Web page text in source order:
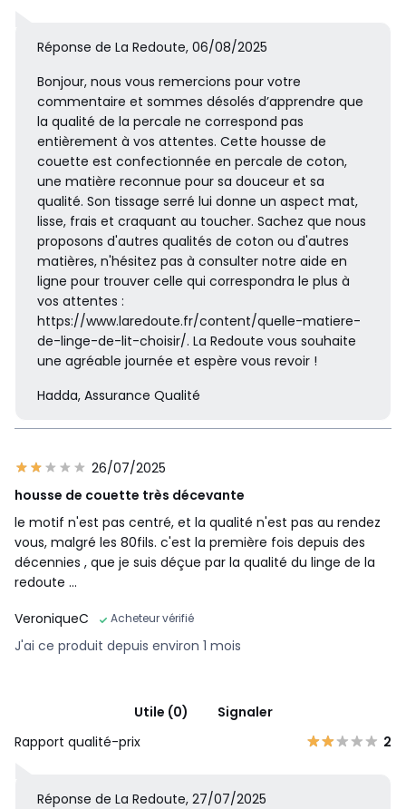
Réponse de La Redoute, 06/08/2025
Bonjour, nous vous remercions pour votre
commentaire et sommes désolés d’apprendre que
la qualité de la percale ne correspond pas
entièrement à vos attentes. Cette housse de
couette est confectionnée en percale de coton,
une matière reconnue pour sa douceur et sa
qualité. Son tissage serré lui donne un aspect mat,
lisse, frais et craquant au toucher. Sachez que nous
proposons d'autres qualités de coton ou d'autres
matières, n'hésitez pas à consulter notre aide en
ligne pour trouver celle qui correspondra le plus à
vos attentes :
https://www.laredoute.fr/content/quelle-matiere-
de-linge-de-lit-choisir/. La Redoute vous souhaite
une agréable journée et espère vous revoir !
Hadda, Assurance Qualité
26/07/2025
housse de couette très décevante
le motif n'est pas centré, et la qualité n'est pas au rendez
vous, malgré les 80fils. c'est la première fois depuis des
décennies , que je suis déçue par la qualité du linge de la
redoute ...
VeroniqueC
Acheteur vérifié
J'ai ce produit depuis environ 1 mois
Utile (0)
Signaler
Rapport qualité-prix
2
Réponse de La Redoute, 27/07/2025